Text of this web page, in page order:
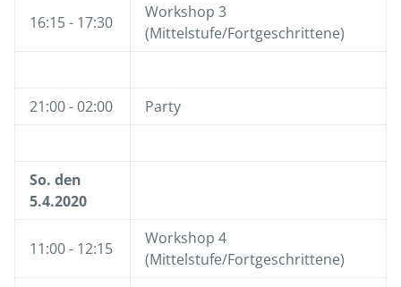
16:15 - 17:30
Workshop 3
(Mittelstufe/Fortgeschrittene)
21:00 - 02:00 Party
So. den
5.4.2020
11:00 - 12:15
Workshop 4
(Mittelstufe/Fortgeschrittene)